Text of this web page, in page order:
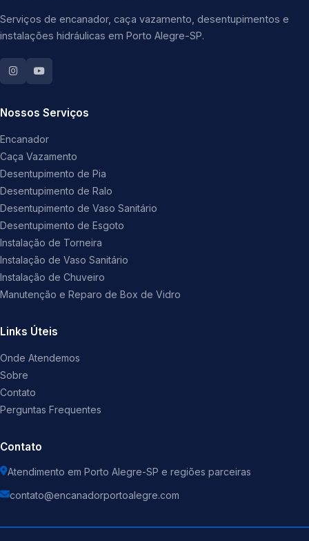
Serviços de encanador, caça vazamento, desentupimentos e
instalações hidráulicas em Porto Alegre-SP.
Nossos Serviços
Encanador
Caça Vazamento
Desentupimento de Pia
Desentupimento de Ralo
Desentupimento de Vaso Sanitário
Desentupimento de Esgoto
Instalação de Torneira
Instalação de Vaso Sanitário
Instalação de Chuveiro
Manutenção e Reparo de Box de Vidro
Links Úteis
Onde Atendemos
Sobre
Contato
Perguntas Frequentes
Contato
Atendimento em Porto Alegre-SP e regiões parceiras
contato@encanadorportoalegre.com